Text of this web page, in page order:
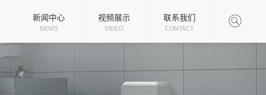
新闻中心
NEWS
行业动态
视频展示
VIDEO
联系我们
CONTACT